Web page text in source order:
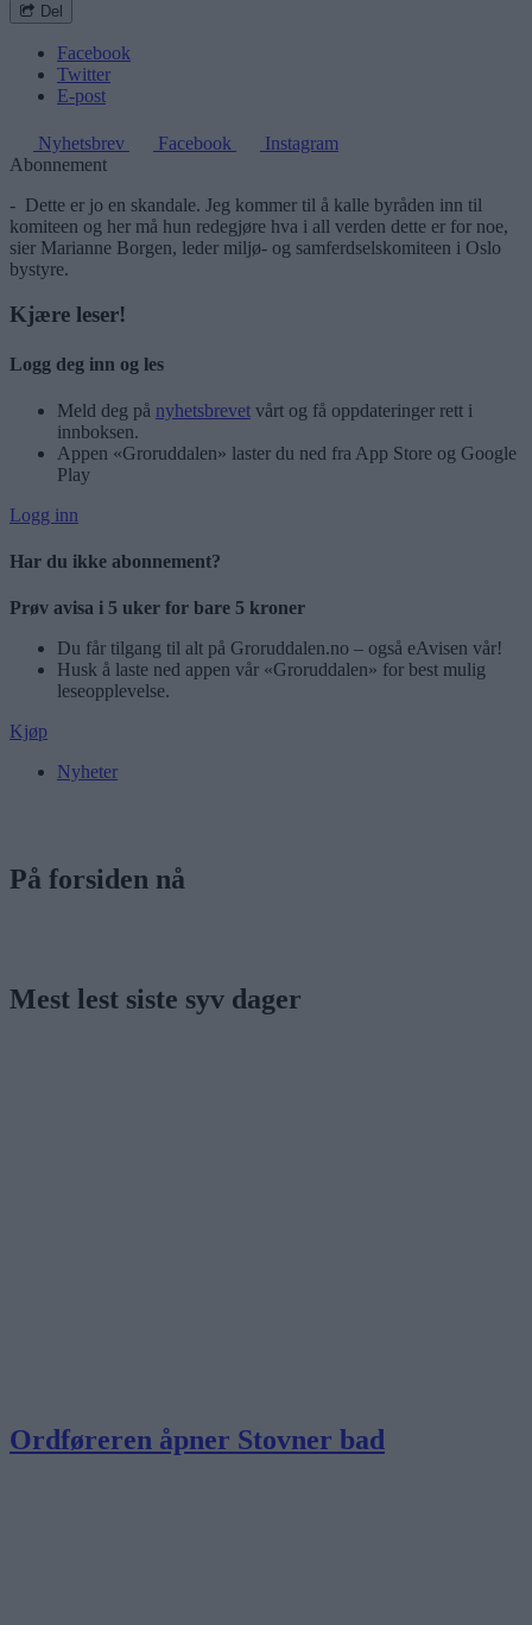
Del
Facebook
Twitter
E-post
Nyhetsbrev Facebook
Instagram
Abonnement
- Dette er jo en skandale. Jeg kommer til å kalle byråden inn til
komiteen og her må hun redegjøre hva i all verden dette er for noe,
sier Marianne Borgen, leder miljø- og samferdselskomiteen i Oslo
bystyre.
Kjære leser!
Logg deg inn og les
Meld deg på nyhetsbrevet vårt og få oppdateringer rett i
innboksen.
Appen «Groruddalen» laster du ned fra App Store og Google
Play
Logg inn
Har du ikke abonnement?
Prøv avisa i 5 uker for bare 5 kroner
Du får tilgang til alt på Groruddalen.no – også eAvisen vår!
Husk å laste ned appen vår «Groruddalen» for best mulig
leseopplevelse.
Kjøp
Nyheter
På forsiden nå
Mest lest siste syv dager
Ordføreren åpner Stovner bad